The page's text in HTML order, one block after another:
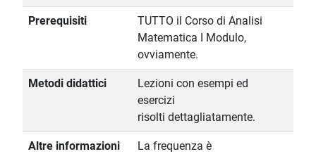
Prerequisiti
TUTTO il Corso di Analisi
Matematica I Modulo,
ovviamente.
Metodi didattici
Lezioni con esempi ed
esercizi
risolti dettagliatamente.
Altre informazioni
La frequenza è